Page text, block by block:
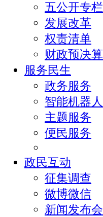
五公开专栏
发展改革
权责清单
财政预决算
服务民生
政务服务
智能机器人
主题服务
便民服务
政民互动
征集调查
微博微信
新闻发布会